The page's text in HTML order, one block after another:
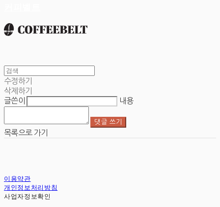
수정하기
삭제하기
글쓴이
내용
댓글 쓰기
목록으로 가기
이용약관
개인정보처리방침
사업자정보확인